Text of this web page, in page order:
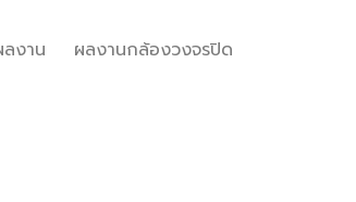
ลงาน ผลงานกล้องวงจรปิด